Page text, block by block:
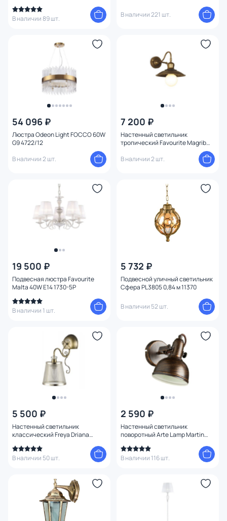
В наличии 89 шт. В наличии 221 шт.
54 096 ₽
Люстра Odeon Light FOCCO 60W
G9 4722/12
В наличии 2 шт.
7 200 ₽
Настенный светильник
тропический Favourite Magrib
В наличии 2 шт.
19 500 ₽
Подвесная люстра Favourite
Malta 40W E14 1730-5P
В наличии 1 шт.
5 732 ₽
Подвесной уличный светильник
Сфера PL3805 0,84 м 11370
В наличии 52 шт.
5 500 ₽
Настенный светильник
классический Freya Driana
В наличии 50 шт.
2 590 ₽
Настенный светильник
поворотный Arte Lamp Martin
В наличии 116 шт.